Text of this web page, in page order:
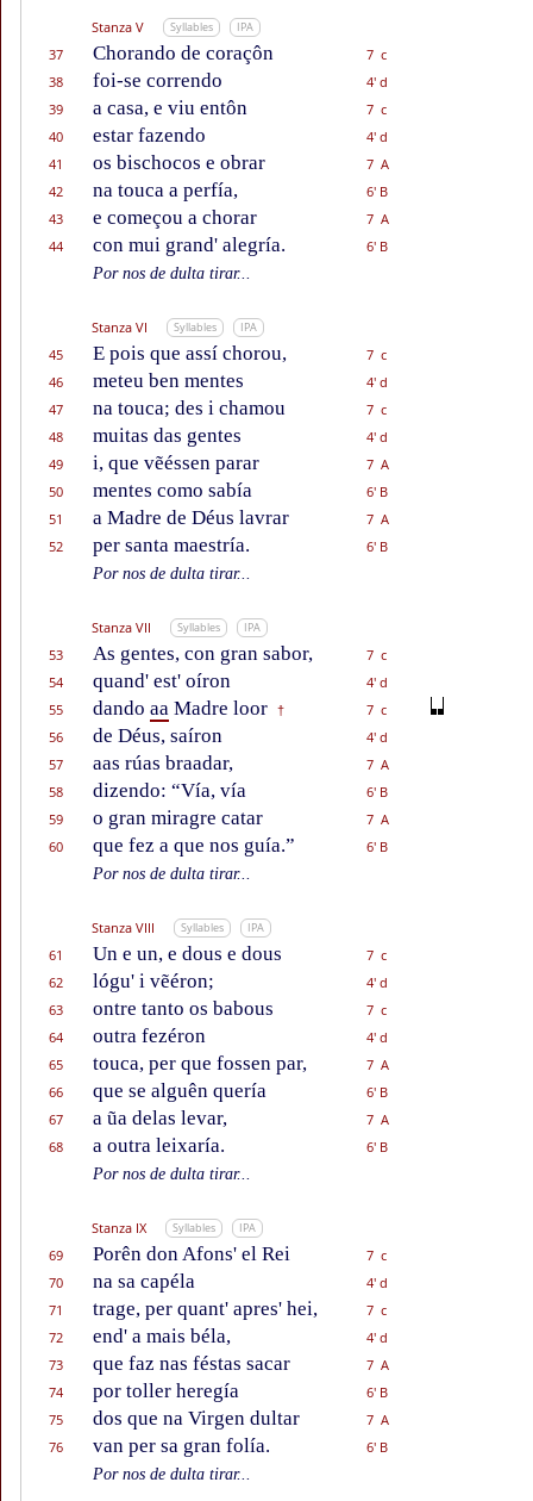
Stanza V Syllables IPA
37 Chorando de coraçôn
7 c
38
foi-se correndo
4' d
39
a casa, e viu entôn
7 c
40
estar fazendo
4' d
41
os bischocos e obrar
7 A
42
na touca a perfía,
6' B
43
e começou a chorar
7 A
44
con mui grand' alegría.
6' B
Por nos de dulta tirar...
Stanza VI Syllables IPA
45 E pois que assí chorou,
7 c
46
meteu ben mentes
4' d
47
na touca; des i chamou
7 c
48
muitas das gentes
4' d
49
i, que vẽéssen parar
7 A
50
mentes como sabía
6' B
51
a Madre de Déus lavrar
7 A
52
per santa maestría.
6' B
Por nos de dulta tirar...
Stanza VII Syllables IPA
53 As gentes, con gran sabor,
7 c
54
quand' est' oíron
4' d
55
dando aa Madre loor †
7 c
56
de Déus, saíron
4' d
57
aas rúas braadar,
7 A
58
dizendo: “Vía, vía
6' B
59
o gran miragre catar
7 A
60
que fez a que nos guía.”
6' B
Por nos de dulta tirar...
Stanza VIII Syllables IPA
61 Un e un, e dous e dous
7 c
62
lógu' i vẽéron;
4' d
63
ontre tanto os babous
7 c
64
outra fezéron
4' d
65
touca, per que fossen par,
7 A
66
que se alguên quería
6' B
67
a ũa delas levar,
7 A
68
a outra leixaría.
6' B
Por nos de dulta tirar...
Stanza IX Syllables IPA
69 Porên don Afons' el Rei
7 c
70
na sa capéla
4' d
71
trage, per quant' apres' hei,
7 c
72
end' a mais béla,
4' d
73
que faz nas féstas sacar
7 A
74
por toller heregía
6' B
75
dos que na Virgen dultar
7 A
76
van per sa gran folía.
6' B
Por nos de dulta tirar...